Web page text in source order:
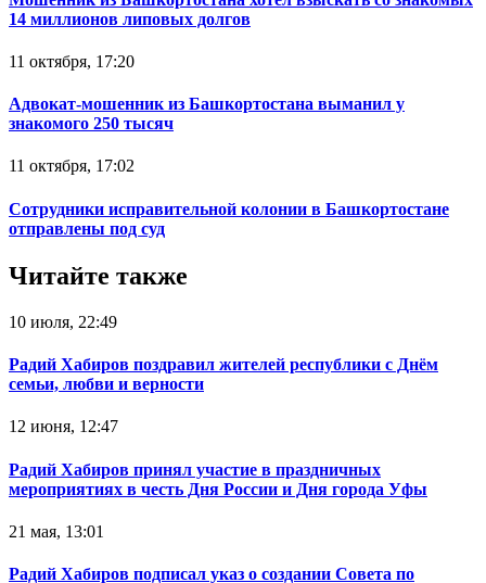
14 миллионов липовых долгов
11 октября, 17:20
Адвокат-мошенник из Башкортостана выманил у
знакомого 250 тысяч
11 октября, 17:02
Сотрудники исправительной колонии в Башкортостане
отправлены под суд
Читайте также
10 июля, 22:49
Радий Хабиров поздравил жителей республики с Днём
семьи, любви и верности
12 июня, 12:47
Радий Хабиров принял участие в праздничных
мероприятиях в честь Дня России и Дня города Уфы
21 мая, 13:01
Радий Хабиров подписал указ о создании Совета по